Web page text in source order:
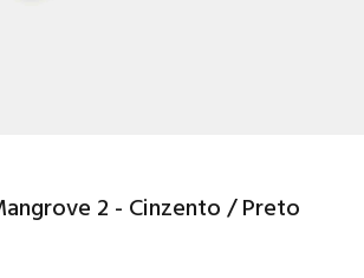
2 - Cinzento / Preto